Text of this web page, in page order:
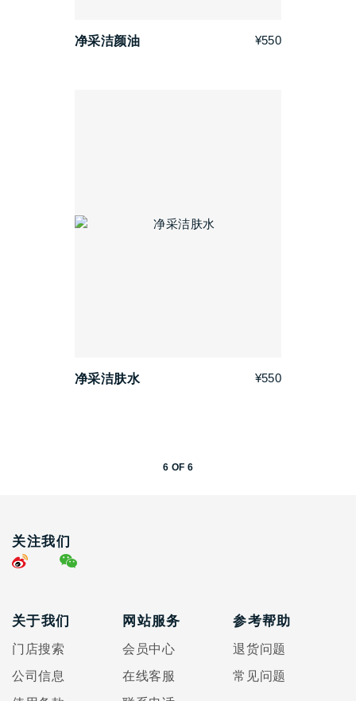
净采洁颜油 ¥550
净采洁肤水 ¥550
6 OF 6
关注我们
关于我们
门店搜索
公司信息
网站服务
会员中心
在线客服
参考帮助
退货问题
常见问题